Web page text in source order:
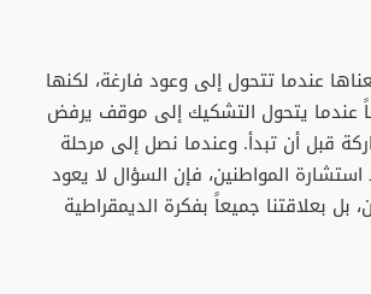
عندما تتحول إلى وعود فارغة، لكنها
عندما يتحول التشكيك إلى موقف يرفض
قبل أن تبدأ. وعندما نصل إلى مرحلة
المواطنين، فإن السؤال لا يعود
بل بعلاقتنا جميعاً بفكرة الديمقراطية